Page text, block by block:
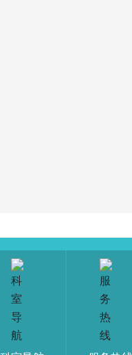
辽ICP备05003833号-3
网站建设：
www.ceglobal.cn
版权所有：大连金石滩医院